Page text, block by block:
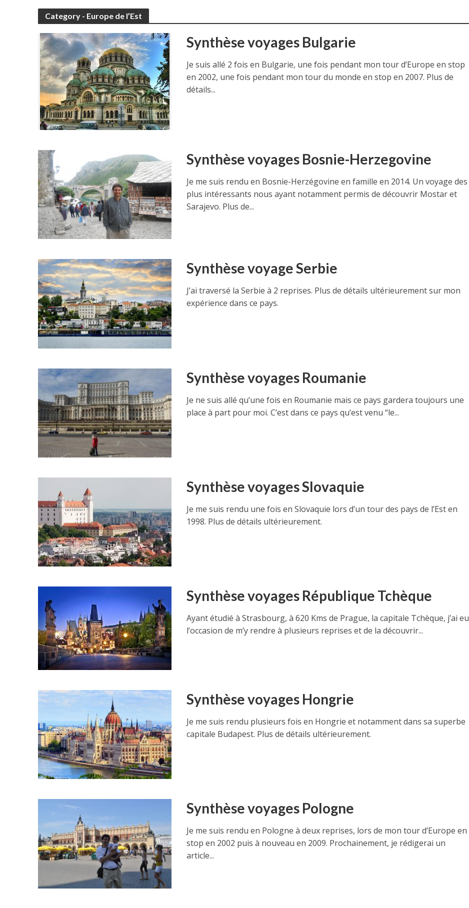
Category - Europe de l’Est
Synthèse voyages Bulgarie
Je suis allé 2 fois en Bulgarie, une fois pendant mon tour d’Europe en stop
en 2002, une fois pendant mon tour du monde en stop en 2007. Plus de
détails...
Synthèse voyages Bosnie-Herzegovine
Je me suis rendu en Bosnie-Herzégovine en famille en 2014. Un voyage des
plus intéressants nous ayant notamment permis de découvrir Mostar et
Sarajevo. Plus de...
Synthèse voyage Serbie
J’ai traversé la Serbie à 2 reprises. Plus de détails ultérieurement sur mon
expérience dans ce pays.
Synthèse voyages Roumanie
Je ne suis allé qu’une fois en Roumanie mais ce pays gardera toujours une
place à part pour moi. C’est dans ce pays qu’est venu “le...
Synthèse voyages Slovaquie
Je me suis rendu une fois en Slovaquie lors d’un tour des pays de l’Est en
1998. Plus de détails ultérieurement.
Synthèse voyages République Tchèque
Ayant étudié à Strasbourg, à 620 Kms de Prague, la capitale Tchèque, j’ai eu
l’occasion de m’y rendre à plusieurs reprises et de la découvrir...
Synthèse voyages Hongrie
Je me suis rendu plusieurs fois en Hongrie et notamment dans sa superbe
capitale Budapest. Plus de détails ultérieurement.
Synthèse voyages Pologne
Je me suis rendu en Pologne à deux reprises, lors de mon tour d’Europe en
stop en 2002 puis à nouveau en 2009. Prochainement, je rédigerai un
article...